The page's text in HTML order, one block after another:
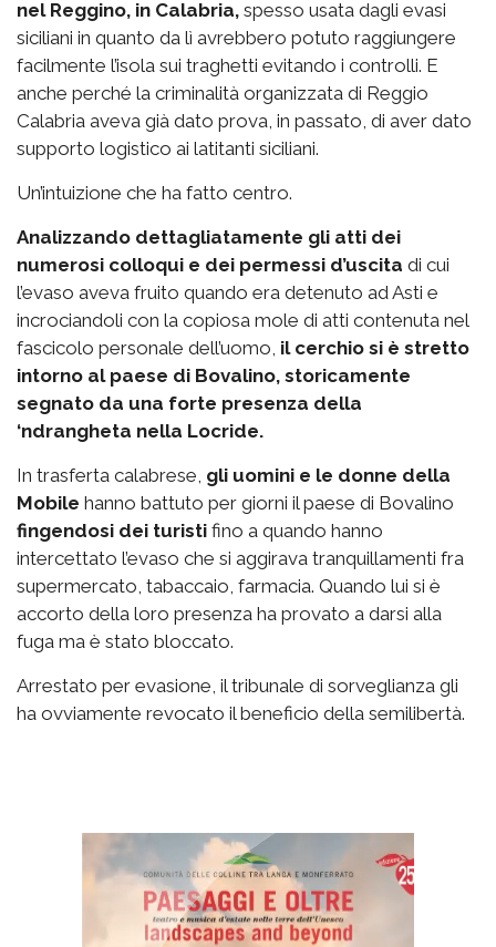
nel Reggino, in Calabria, spesso usata dagli evasi
siciliani in quanto da lì avrebbero potuto raggiungere
facilmente l’isola sui traghetti evitando i controlli. E
anche perché la criminalità organizzata di Reggio
Calabria aveva già dato prova, in passato, di aver dato
supporto logistico ai latitanti siciliani.
Un’intuizione che ha fatto centro.
Analizzando dettagliatamente gli atti dei
numerosi colloqui e dei permessi d’uscita di cui
l’evaso aveva fruito quando era detenuto ad Asti e
incrociandoli con la copiosa mole di atti contenuta nel
fascicolo personale dell’uomo, il cerchio si è stretto
intorno al paese di Bovalino, storicamente
segnato da una forte presenza della
‘ndrangheta nella Locride.
In trasferta calabrese, gli uomini e le donne della
Mobile hanno battuto per giorni il paese di Bovalino
fingendosi dei turisti fino a quando hanno
intercettato l’evaso che si aggirava tranquillamenti fra
supermercato, tabaccaio, farmacia. Quando lui si è
accorto della loro presenza ha provato a darsi alla
fuga ma è stato bloccato.
Arrestato per evasione, il tribunale di sorveglianza gli
ha ovviamente revocato il beneficio della semilibertà.